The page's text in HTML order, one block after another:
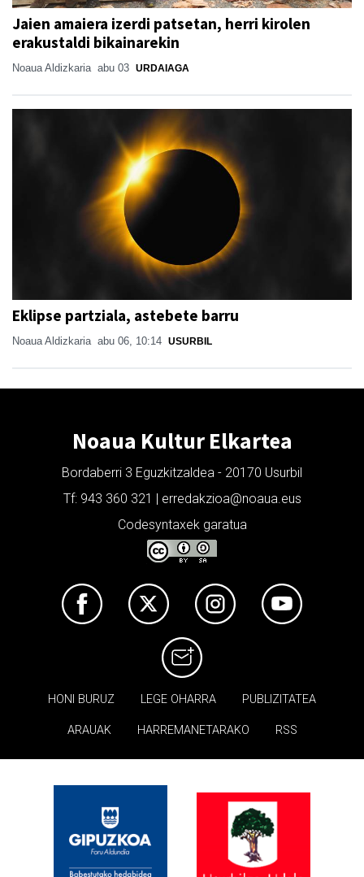
Jaien amaiera izerdi patsetan, herri kirolen
erakustaldi bikainarekin
Noaua Aldizkaria abu 03 URDAIAGA
Eklipse partziala, astebete barru
Noaua Aldizkaria abu 06, 10:14 USURBIL
Noaua Kultur Elkartea
Bordaberri 3 Eguzkitzaldea - 20170 Usurbil
Tf: 943 360 321 | erredakzioa@noaua.eus
Codesyntaxek garatua
HONI BURUZ LEGE OHARRA PUBLIZITATEA
ARAUAK HARREMANETARAKO RSS